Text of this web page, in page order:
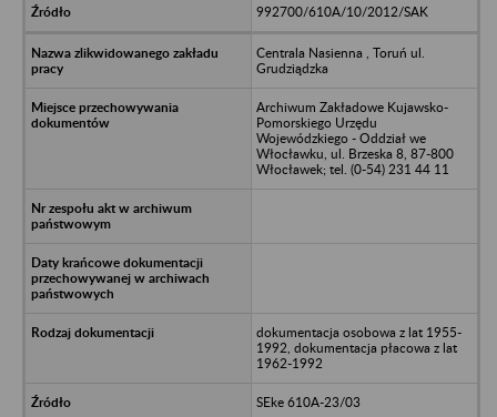
992700/610A/10/2012/SAK
Centrala Nasienna , Toruń ul.
Grudziądzka
Archiwum Zakładowe Kujawsko-
Pomorskiego Urzędu
Wojewódzkiego - Oddział we
Włocławku, ul. Brzeska 8, 87-800
Włocławek; tel. (0-54) 231 44 11
dokumentacja osobowa z lat 1955-
1992, dokumentacja płacowa z lat
1962-1992
SEke 610A-23/03